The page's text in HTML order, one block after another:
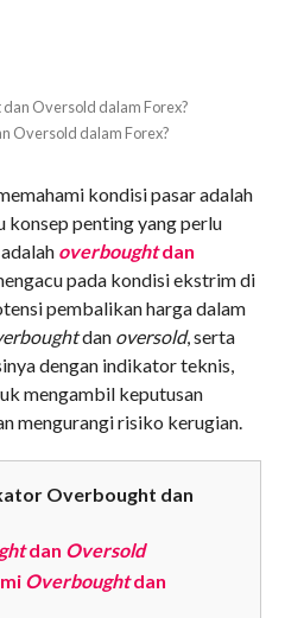
Oversold dalam Forex?
kondisi pasar adalah
konsep penting yang perlu
overboughtdan
pada kondisi ekstrim di
pembalikan harga dalam
dan oversold, serta
dengan indikator teknis,
mengambil keputusan
mengurangi risiko kerugian.
Overbought dan
dan Oversold
Overboughtdan